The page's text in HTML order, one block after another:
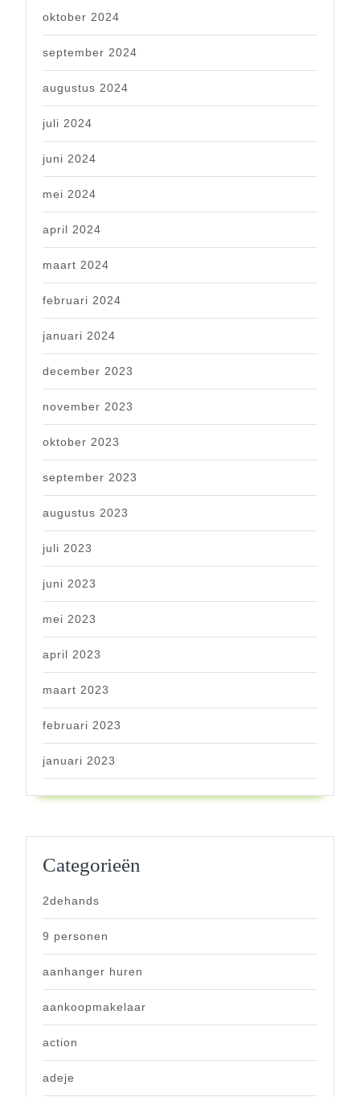
oktober 2024
september 2024
augustus 2024
juli 2024
juni 2024
mei 2024
april 2024
maart 2024
februari 2024
januari 2024
december 2023
november 2023
oktober 2023
september 2023
augustus 2023
juli 2023
juni 2023
mei 2023
april 2023
maart 2023
februari 2023
januari 2023
Categorieën
2dehands
9 personen
aanhanger huren
aankoopmakelaar
action
adeje